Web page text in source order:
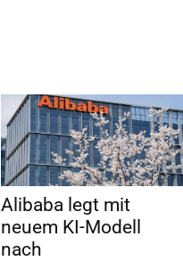
Alibaba legt mit
neuem KI-Modell
nach